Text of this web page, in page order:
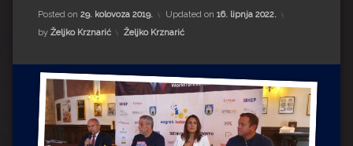
Drugi autori
Drugi autori
Matea Andrić
Ljiljana Lekanić-Kljaić
Posted on 29. kolovoza 2019. Updated on 16. lipnja 2022.
by Željko Krznarić Kategorije:
Željko Krznarić